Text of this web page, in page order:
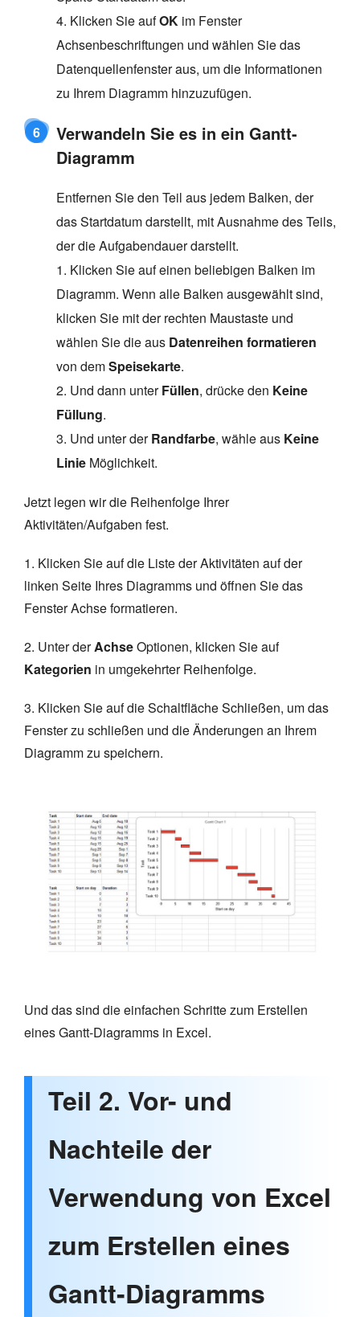
4. Klicken Sie aufOK im Fenster
Achsenbeschriftungen und wählen Sie das
Datenquellenfenster aus, um die Informationen
zu Ihrem Diagramm hinzuzufügen.
6
Verwandeln Sie es in ein Gantt-
Diagramm
Entfernen Sie den Teil aus jedem Balken, der
das Startdatum darstellt, mit Ausnahme des Teils,
der die Aufgabendauer darstellt.
1. Klicken Sie auf einen beliebigen Balken im
Diagramm. Wenn alle Balken ausgewählt sind,
klicken Sie mit der rechten Maustaste und
wählen Sie die aus Datenreihen formatieren
von demSpeisekarte.
2. Und dann unterFüllen, drücke den Keine
Füllung.
3. Und unter derRandfarbe, wähle aus Keine
Linie Möglichkeit.
Jetzt legen wir die Reihenfolge Ihrer
Aktivitäten/Aufgaben fest.
1. Klicken Sie auf die Liste der Aktivitäten auf der
linken Seite Ihres Diagramms und öffnen Sie das
Fenster Achse formatieren.
2. Unter derAchseOptionen, klicken Sie auf
Kategorien in umgekehrter Reihenfolge.
3. Klicken Sie auf die Schaltfläche Schließen, um das
Fenster zu schließen und die Änderungen an Ihrem
Diagramm zu speichern.
Und das sind die einfachen Schritte zum Erstellen
eines Gantt-Diagramms in Excel.
Teil 2. Vor- und
Nachteile der
Verwendung von Excel
zum Erstellen eines
Gantt-Diagramms